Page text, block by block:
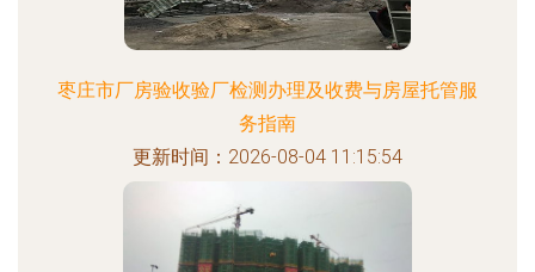
枣庄市厂房验收验厂检测办理及收费与房屋托管服
务指南
更新时间：2026-08-04 11:15:54